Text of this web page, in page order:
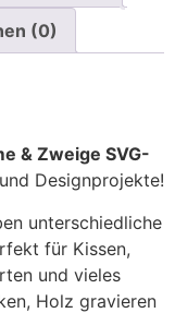
(0)
& Zweige SVG-
Designprojekte!
unterschiedliche
für Kissen,
und vieles
Holz gravieren